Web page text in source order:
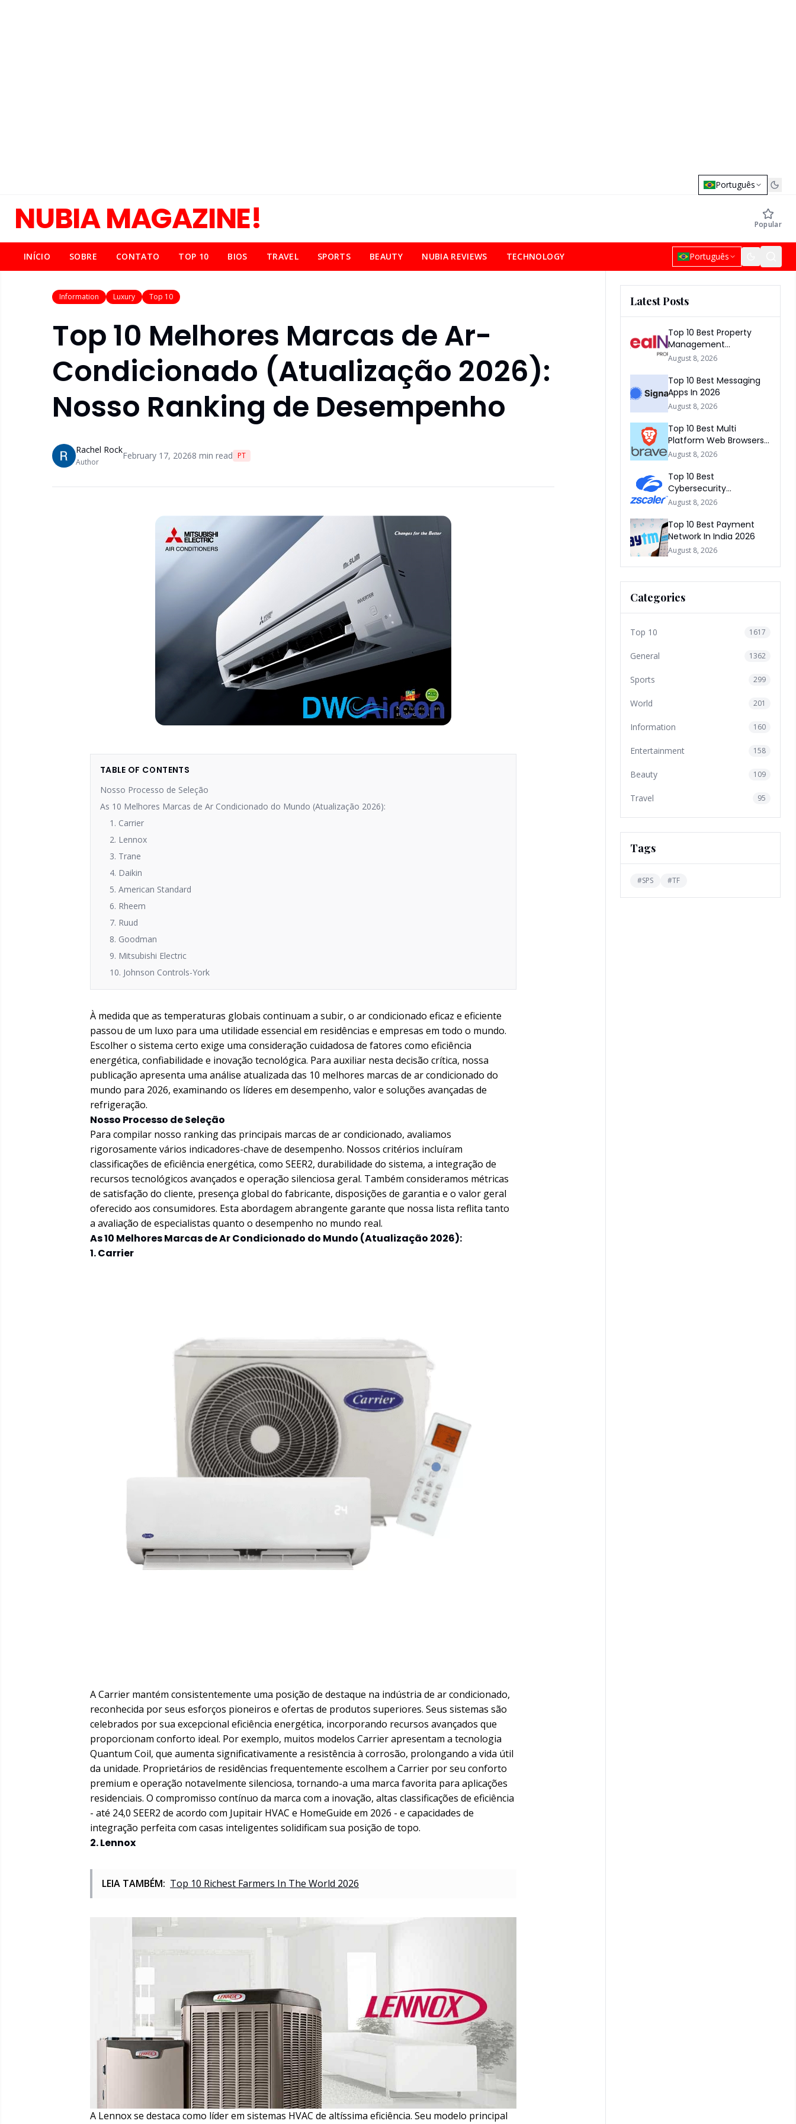
Português
NUBIA MAGAZINE! Popular
INÍCIO SOBRE CONTATO TOP 10 BIOS TRAVEL SPORTS BEAUTY NUBIA REVIEWS TECHNOLOGY Português
Information Luxury Top 10
Top 10 Melhores Marcas de Ar-
Condicionado (Atualização 2026):
Nosso Ranking de Desempenho
Rachel Rock
Author
February 17, 20268 min read PT
TABLE OF CONTENTS
Nosso Processo de Seleção
As 10 Melhores Marcas de Ar Condicionado do Mundo (Atualização 2026):
1. Carrier
2. Lennox
3. Trane
4. Daikin
5. American Standard
6. Rheem
7. Ruud
8. Goodman
9. Mitsubishi Electric
10. Johnson Controls-York
À medida que as temperaturas globais continuam a subir, o ar condicionado eficaz e eficiente
passou de um luxo para uma utilidade essencial em residências e empresas em todo o mundo.
Escolher o sistema certo exige uma consideração cuidadosa de fatores como eficiência
energética, confiabilidade e inovação tecnológica. Para auxiliar nesta decisão crítica, nossa
publicação apresenta uma análise atualizada das 10 melhores marcas de ar condicionado do
mundo para 2026, examinando os líderes em desempenho, valor e soluções avançadas de
refrigeração.
Nosso Processo de Seleção
Para compilar nosso ranking das principais marcas de ar condicionado, avaliamos
rigorosamente vários indicadores-chave de desempenho. Nossos critérios incluíram
classificações de eficiência energética, como SEER2, durabilidade do sistema, a integração de
recursos tecnológicos avançados e operação silenciosa geral. Também consideramos métricas
de satisfação do cliente, presença global do fabricante, disposições de garantia e o valor geral
oferecido aos consumidores. Esta abordagem abrangente garante que nossa lista reflita tanto
a avaliação de especialistas quanto o desempenho no mundo real.
As 10 Melhores Marcas de Ar Condicionado do Mundo (Atualização 2026):
1. Carrier
A Carrier mantém consistentemente uma posição de destaque na indústria de ar condicionado,
reconhecida por seus esforços pioneiros e ofertas de produtos superiores. Seus sistemas são
celebrados por sua excepcional eficiência energética, incorporando recursos avançados que
proporcionam conforto ideal. Por exemplo, muitos modelos Carrier apresentam a tecnologia
Quantum Coil, que aumenta significativamente a resistência à corrosão, prolongando a vida útil
da unidade. Proprietários de residências frequentemente escolhem a Carrier por seu conforto
premium e operação notavelmente silenciosa, tornando-a uma marca favorita para aplicações
residenciais. O compromisso contínuo da marca com a inovação, altas classificações de eficiência
- até 24,0 SEER2 de acordo com Jupitair HVAC e HomeGuide em 2026 - e capacidades de
integração perfeita com casas inteligentes solidificam sua posição de topo.
2. Lennox
LEIA TAMBÉM: Top 10 Richest Farmers In The World 2026
A Lennox se destaca como líder em sistemas HVAC de altíssima eficiência. Seu modelo principal
Latest Posts
Top 10 Best Property
Management
Companies In South
August 8, 2026
Top 10 Best Messaging
Apps In 2026
August 8, 2026
Top 10 Best Multi
Platform Web Browsers
In The world 2026
August 8, 2026
Top 10 Best
Cybersecurity
Companies In America
August 8, 2026
Top 10 Best Payment
Network In India 2026
August 8, 2026
Categories
Top 10 1617
General 1362
Sports 299
World 201
Information 160
Entertainment 158
Beauty 109
Travel 95
Tags
#SPS #TF